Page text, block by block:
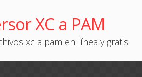
XC a PAM
xc a pam en línea y gratis